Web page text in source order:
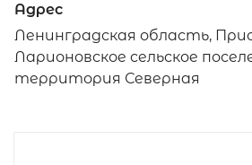
Адрес
Ленинградская область,
Ларионовское сельское
территория Северная